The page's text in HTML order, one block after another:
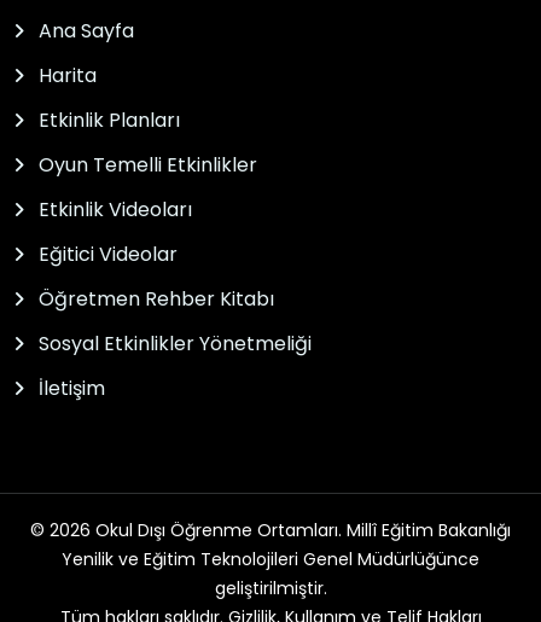
Ana Sayfa
Harita
Etkinlik Planları
Oyun Temelli Etkinlikler
Etkinlik Videoları
Eğitici Videolar
Öğretmen Rehber Kitabı
Sosyal Etkinlikler Yönetmeliği
İletişim
© 2026 Okul Dışı Öğrenme Ortamları. Millî Eğitim Bakanlığı
Yenilik ve Eğitim Teknolojileri Genel Müdürlüğünce
geliştirilmiştir.